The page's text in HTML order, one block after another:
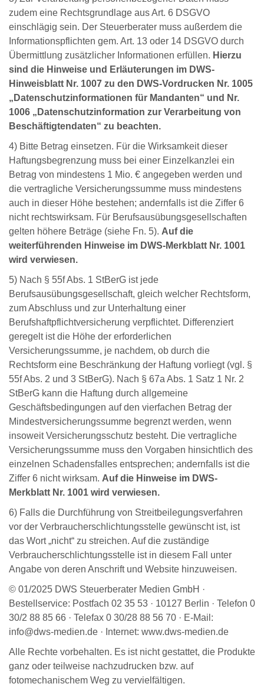
zudem eine Rechtsgrundlage aus Art. 6 DSGVO
einschlägig sein. Der Steuerberater muss außerdem die
Informationspflichten gem. Art. 13 oder 14 DSGVO durch
Übermittlung zusätzlicher Informationen erfüllen. Hierzu
sind die Hinweise und Erläuterungen im DWS-
Hinweisblatt Nr. 1007 zu den DWS-Vordrucken Nr. 1005
„Datenschutzinformationen für Mandanten“ und Nr.
1006 „Datenschutzinformation zur Verarbeitung von
Beschäftigtendaten“ zu beachten.
4) Bitte Betrag einsetzen. Für die Wirksamkeit dieser
Haftungsbegrenzung muss bei einer Einzelkanzlei ein
Betrag von mindestens 1 Mio. € angegeben werden und
die vertragliche Versicherungssumme muss mindestens
auch in dieser Höhe bestehen; andernfalls ist die Ziffer 6
nicht rechtswirksam. Für Berufsausübungsgesellschaften
gelten höhere Beträge (siehe Fn. 5). Auf die
weiterführenden Hinweise im DWS-Merkblatt Nr. 1001
wird verwiesen.
5) Nach § 55f Abs. 1 StBerG ist jede
Berufsausübungsgesellschaft, gleich welcher Rechtsform,
zum Abschluss und zur Unterhaltung einer
Berufshaftpflichtversicherung verpflichtet. Differenziert
geregelt ist die Höhe der erforderlichen
Versicherungssumme, je nachdem, ob durch die
Rechtsform eine Beschränkung der Haftung vorliegt (vgl. §
55f Abs. 2 und 3 StBerG). Nach § 67a Abs. 1 Satz 1 Nr. 2
StBerG kann die Haftung durch allgemeine
Geschäftsbedingungen auf den vierfachen Betrag der
Mindestversicherungssumme begrenzt werden, wenn
insoweit Versicherungsschutz besteht. Die vertragliche
Versicherungssumme muss den Vorgaben hinsichtlich des
einzelnen Schadensfalles entsprechen; andernfalls ist die
Ziffer 6 nicht wirksam. Auf die Hinweise im DWS-
Merkblatt Nr. 1001 wird verwiesen.
6) Falls die Durchführung von Streitbeilegungsverfahren
vor der Verbraucherschlichtungsstelle gewünscht ist, ist
das Wort „nicht“ zu streichen. Auf die zuständige
Verbraucherschlichtungsstelle ist in diesem Fall unter
Angabe von deren Anschrift und Website hinzuweisen.
© 01/2025 DWS Steuerberater Medien GmbH ·
Bestellservice: Postfach 02 35 53 · 10127 Berlin · Telefon 0
30/2 88 85 66 · Telefax 0 30/28 88 56 70 · E-Mail:
info@dws-medien.de · Internet: www.dws-medien.de
Alle Rechte vorbehalten. Es ist nicht gestattet, die Produkte
ganz oder teilweise nachzudrucken bzw. auf
fotomechanischem Weg zu vervielfältigen.